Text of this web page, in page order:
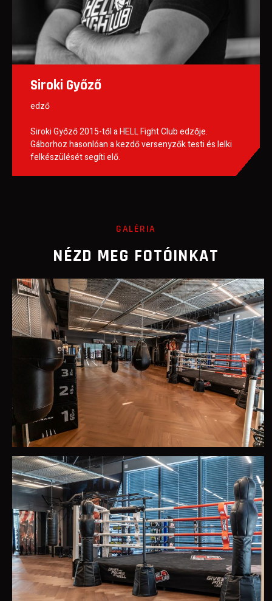
Siroki Győző
edző
Siroki Győző 2015-től a HELL Fight Club edzője.
Gáborhoz hasonlóan a kezdő versenyzők testi és lelki
felkészülését segíti elő.
GALÉRIA
NÉZD MEG FOTÓINKAT